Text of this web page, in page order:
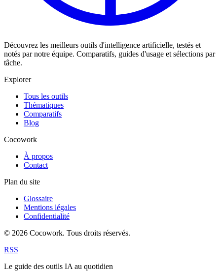
Découvrez les meilleurs outils d'intelligence artificielle, testés et
notés par notre équipe. Comparatifs, guides d'usage et sélections par
tâche.
Explorer
Tous les outils
Thématiques
Comparatifs
Blog
Cocowork
À propos
Contact
Plan du site
Glossaire
Mentions légales
Confidentialité
© 2026 Cocowork. Tous droits réservés.
RSS
Le guide des outils IA au quotidien